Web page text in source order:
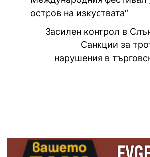
post:остров на изкуствата“
Засилен контрол в
Санкции за
нарушения в